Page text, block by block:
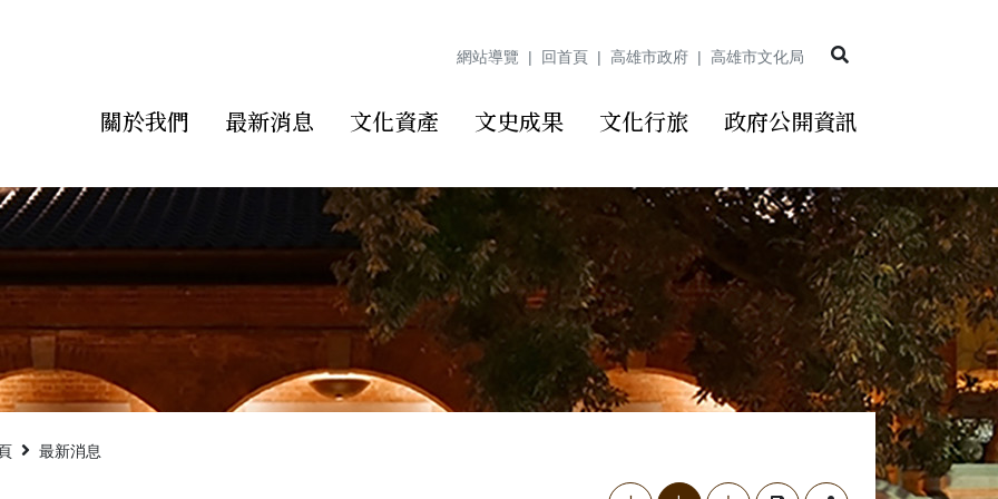
網站導覽 回首頁 高雄市政府 高雄市文化局
關於我們 最新消息 文化資產 文史成果 文化行旅 政府公開資訊
最新消息